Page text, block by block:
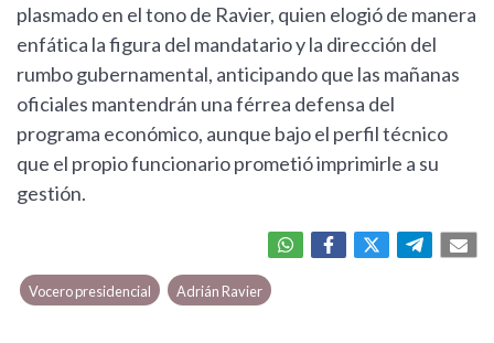
plasmado en el tono de Ravier, quien elogió de manera
enfática la figura del mandatario y la dirección del
rumbo gubernamental, anticipando que las mañanas
oficiales mantendrán una férrea defensa del
programa económico, aunque bajo el perfil técnico
que el propio funcionario prometió imprimirle a su
gestión.
Vocero presidencial Adrián Ravier